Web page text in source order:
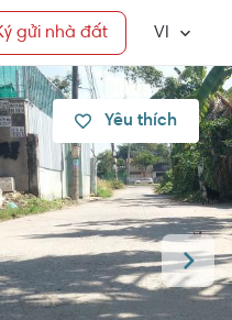
gửi nhà đất VI
Yêu thích